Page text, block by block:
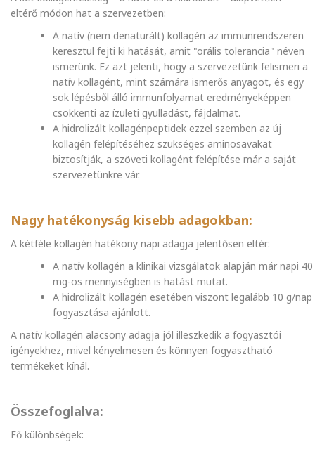
eltérő módon hat a szervezetben:
A natív (nem denaturált) kollagén az immunrendszeren
keresztül fejti ki hatását, amit "orális tolerancia" néven
ismerünk. Ez azt jelenti, hogy a szervezetünk felismeri a
natív kollagént, mint számára ismerős anyagot, és egy
sok lépésből álló immunfolyamat eredményeképpen
csökkenti az ízületi gyulladást, fájdalmat.
A hidrolizált kollagénpeptidek ezzel szemben az új
kollagén felépítéséhez szükséges aminosavakat
biztosítják, a szöveti kollagént felépítése már a saját
szervezetünkre vár.
Nagy hatékonyság kisebb adagokban:
A kétféle kollagén hatékony napi adagja jelentősen eltér:
A natív kollagén a klinikai vizsgálatok alapján már napi 40
mg-os mennyiségben is hatást mutat.
A hidrolizált kollagén esetében viszont legalább 10 g/nap
fogyasztása ajánlott.
A natív kollagén alacsony adagja jól illeszkedik a fogyasztói
igényekhez, mivel kényelmesen és könnyen fogyasztható
termékeket kínál.
Összefoglalva:
Fő különbségek: